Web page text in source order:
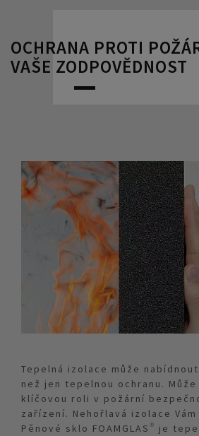
OCHRANA PROTI
VAŠE ZODPOVĚDNOST
Tepelná izolace může
než jen tepelnou ochranu.
klíčovou roli v požární
zařízení. Nehořlavá izolace
Pěnové sklo FOAMGLAS® je